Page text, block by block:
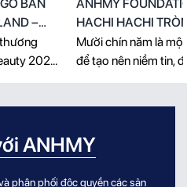
BAN
–
2026
cuộc gặp
ông
Vice
ANHMY
HACHI HACHI
Mười chín năm là
để tạo nên niềm tin,
giá trị và đủ đẹp để
AnhMy Foundation
trọng gửi lời chúc [...]
ANHMY
phân phối độc quyền các sản